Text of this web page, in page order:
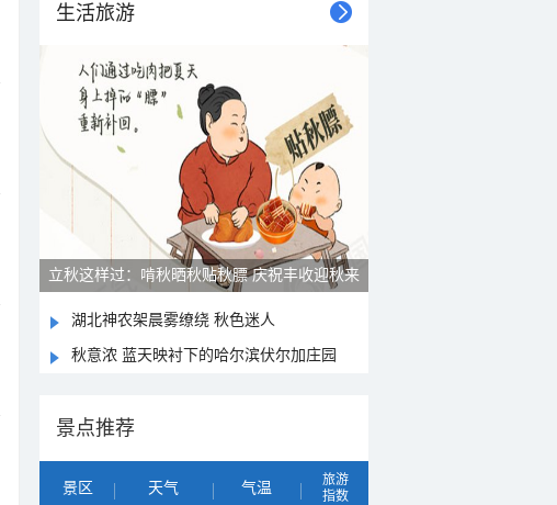
生活旅游
立秋这样过：啃秋晒秋贴秋膘 庆祝丰收迎秋来
湖北神农架晨雾缭绕 秋色迷人
秋意浓 蓝天映衬下的哈尔滨伏尔加庄园
景点推荐
景区 天气 气温
旅游
指数